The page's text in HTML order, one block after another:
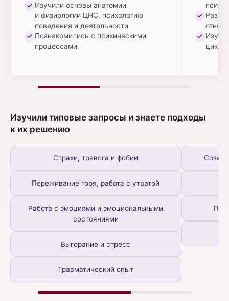
ПРАКТИКА
Промежуточное тестирование по модулю 2
Домашнее задание
Групповая практика в Zoom
разницу между такими понятиями,
как одарённость, талант и гений.
Изучили основы анатомии
и физиологии ЦНС, психологию
поведения и деятельности
Познакомились с психическими
процессами
цикл
Изучили типовые запросы и знаете подходы
к их решению
Страхи, тревога и фобии
Переживание горя, работа с утратой
Работа с эмоциями и эмоциональными
состояниями
Выгорание и стресс
Травматический опыт